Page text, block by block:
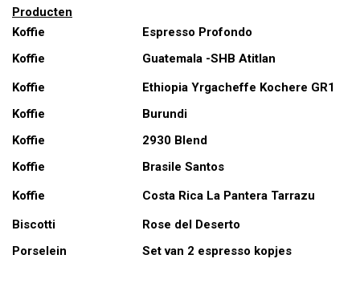
Producten
Koffie
Espresso Profondo
Koffie
Guatemala -SHB Atitlan
Koffie
Ethiopia Yrgacheffe Kochere GR1
Koffie
Burundi
Koffie
2930 Blend
Koffie
Brasile Santos
Koffie
Costa Rica La Pantera Tarrazu
Biscotti
Rose del Deserto
Porselein
Set van 2 espresso kopjes